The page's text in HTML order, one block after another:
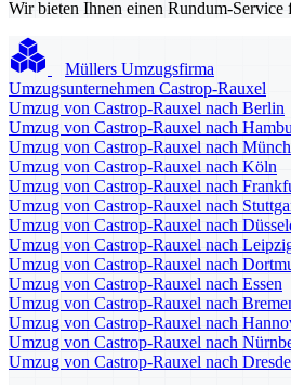
Wir bieten Ihnen einen Rundum-
Müllers Umzugsfirma
Umzugsunternehmen Castrop-Rauxel
Umzug von Castrop-Rauxel nach Berlin
Umzug von Castrop-Rauxel nach
Umzug von Castrop-Rauxel nach
Umzug von Castrop-Rauxel nach Köln
Umzug von Castrop-Rauxel nach
Umzug von Castrop-Rauxel nach
Umzug von Castrop-Rauxel nach
Umzug von Castrop-Rauxel nach
Umzug von Castrop-Rauxel nach
Umzug von Castrop-Rauxel nach Essen
Umzug von Castrop-Rauxel nach
Umzug von Castrop-Rauxel nach
Umzug von Castrop-Rauxel nach
Umzug von Castrop-Rauxel nach